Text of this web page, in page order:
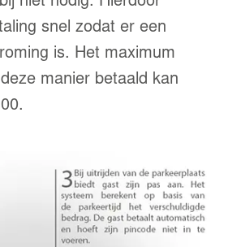
snel zodat er een
is. Het maximum
manier betaald kan